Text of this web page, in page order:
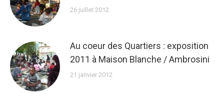
26 juillet 2012
Au coeur des Quartiers : exposition
2011 à Maison Blanche / Ambrosini
21 janvier 2012